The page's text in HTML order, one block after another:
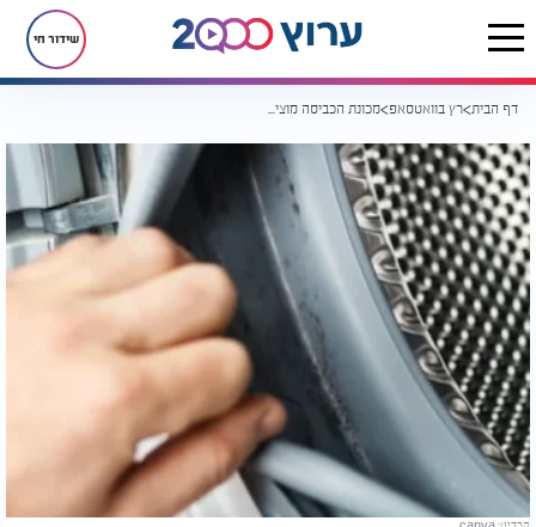
שידור חי
דף הבית רץ בוואטסאפ מכונת הכביסה מוציאה ריח של עובש? כך תפתרו את זה בקלות